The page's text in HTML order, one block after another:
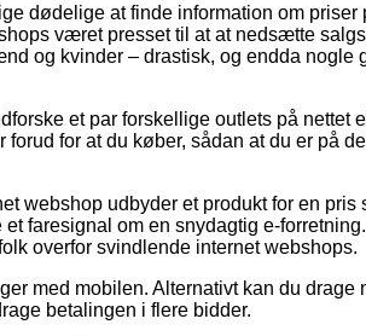
dødelige at finde information om priser
været presset til at at nedsætte
og kvinder – drastisk, og endda nogle
et par forskellige outlets på nettet
for at du køber, sådan at du er på
webshop udbyder et produkt for en pris
faresignal om en snydagtig e-
overfor svindlende internet webshops.
med mobilen. Alternativt kan du drage
betalingen i flere bidder.